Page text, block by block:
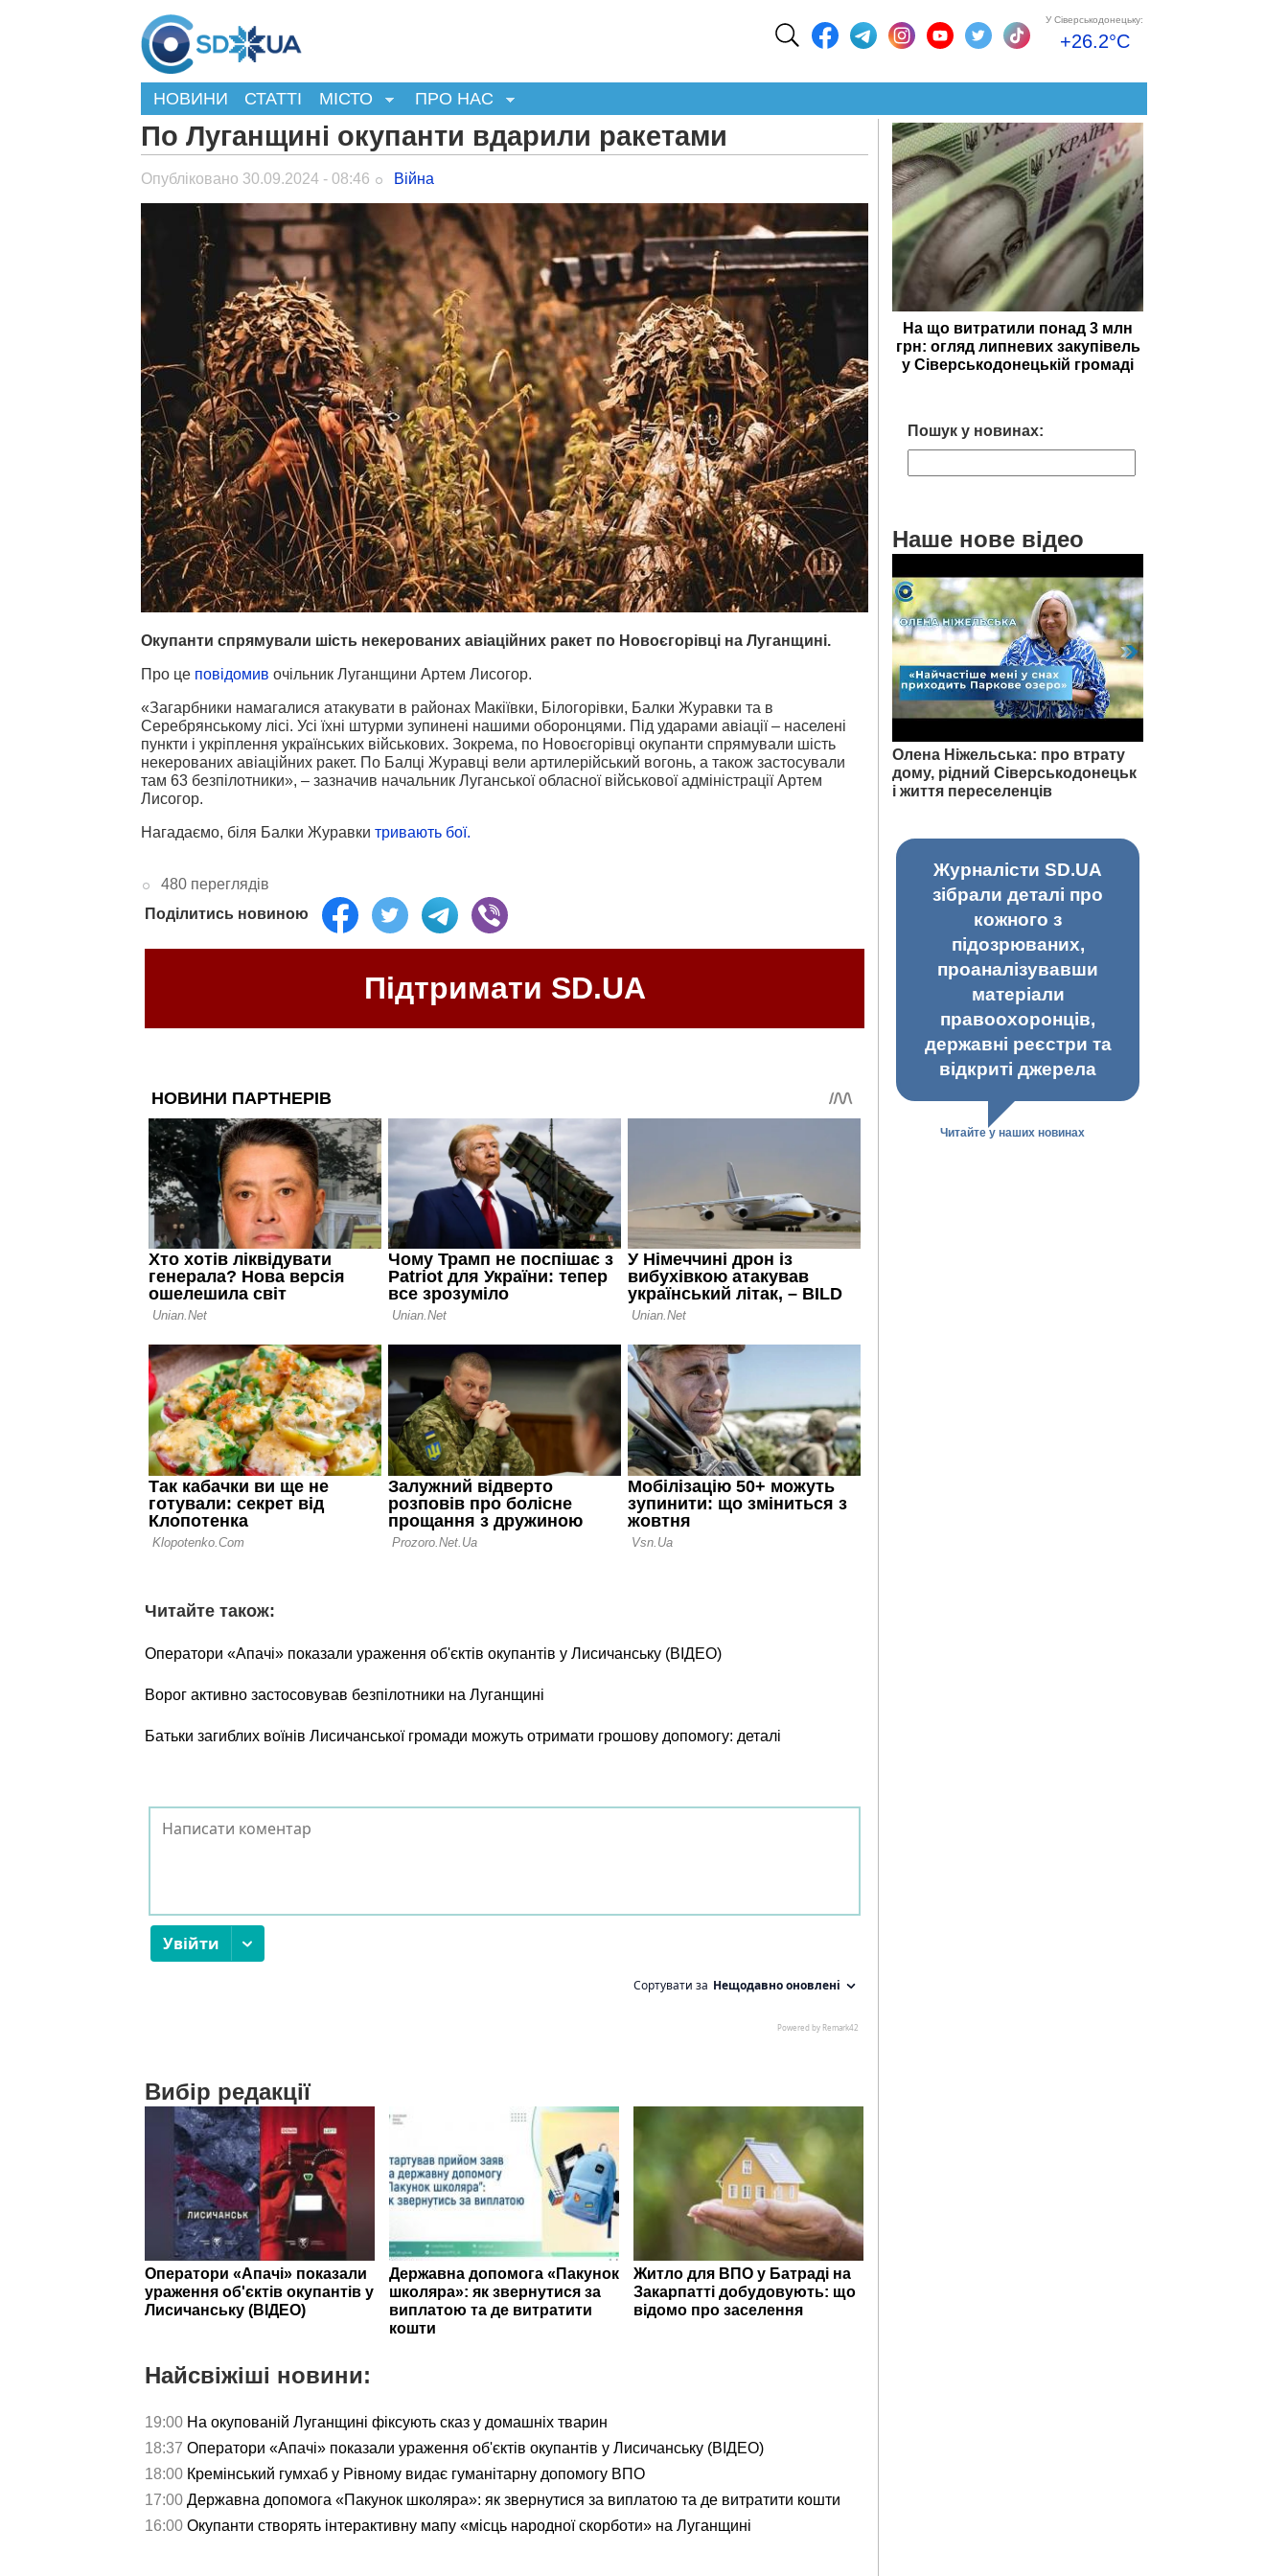
У Сіверськодонецьку:
+26.2°C
НОВИНИ СТАТТІ МІСТО ПРО НАС
По Луганщині окупанти вдарили ракетами
Опубліковано 30.09.2024 - 08:46 Війна
Окупанти спрямували шість некерованих авіаційних ракет по Новоєгорівці на Луганщині.
Про це повідомив очільник Луганщини Артем Лисогор.
«Загарбники намагалися атакувати в районах Макіївки, Білогорівки, Балки Журавки та в
Серебрянському лісі. Усі їхні штурми зупинені нашими оборонцями. Під ударами авіації – населені
пункти і укріплення українських військових. Зокрема, по Новоєгорівці окупанти спрямували шість
некерованих авіаційних ракет. По Балці Журавці вели артилерійський вогонь, а також застосували
там 63 безпілотники», – зазначив начальник Луганської обласної військової адміністрації Артем
Лисогор.
Нагадаємо, біля Балки Журавки тривають бої.
480 переглядів
Поділитись новиною
Підтримати SD.UA
Читайте також:
Оператори «Апачі» показали ураження об'єктів окупантів у Лисичанську (ВІДЕО)
Ворог активно застосовував безпілотники на Луганщині
Батьки загиблих воїнів Лисичанської громади можуть отримати грошову допомогу: деталі
Вибір редакції
Оператори «Апачі» показали
ураження об'єктів окупантів у
Лисичанську (ВІДЕО)
Державна допомога «Пакунок
школяра»: як звернутися за
виплатою та де витратити
кошти
Житло для ВПО у Батраді на
Закарпатті добудовують: що
відомо про заселення
Найсвіжіші новини:
19:00 На окупованій Луганщині фіксують сказ у домашніх тварин
18:37 Оператори «Апачі» показали ураження об'єктів окупантів у Лисичанську (ВІДЕО)
18:00 Кремінський гумхаб у Рівному видає гуманітарну допомогу ВПО
17:00 Державна допомога «Пакунок школяра»: як звернутися за виплатою та де витратити кошти
16:00 Окупанти створять інтерактивну мапу «місць народної скорботи» на Луганщині
На що витратили понад 3 млн
грн: огляд липневих закупівель
у Сіверськодонецькій громаді
Пошук у новинах:
Наше нове відео
Олена Ніжельська: про втрату
дому, рідний Сіверськодонецьк
і життя переселенців
Журналісти SD.UA
зібрали деталі про
кожного з
підозрюваних,
проаналізувавши
матеріали
правоохоронців,
державні реєстри та
відкриті джерела
Читайте у наших новинах